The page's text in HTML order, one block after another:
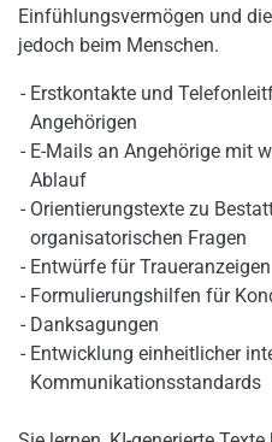
Einfühlungsvermögen und
jedoch beim Menschen.
Erstkontakte und
Angehörigen
E-Mails an Angehörige mit
Ablauf
Orientierungstexte zu
organisatorischen Fragen
Entwürfe für Traueranzeigen
Formulierungshilfen für
Danksagungen
Entwicklung einheitlicher
Kommunikationsstandards